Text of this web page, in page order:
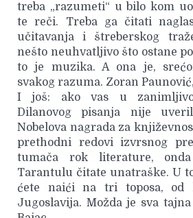
treba „razumeti“ u bilo kom
te reči. Treba ga čitati
učitavanja i štreberskog
nešto neuhvatljivo što ostane
to je muzika. A ona je,
svakog razuma. Zoran
I još: ako vas u
Dilanovog pisanja nije
Nobelova nagrada za
prethodni redovi izvrsnog
tumača rok literature,
Tarantulu čitate unatraške. U
ćete naići na tri toposa, od
Jugoslavija. Možda je sva